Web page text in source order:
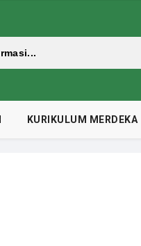
KURIKULUM MERDEKA